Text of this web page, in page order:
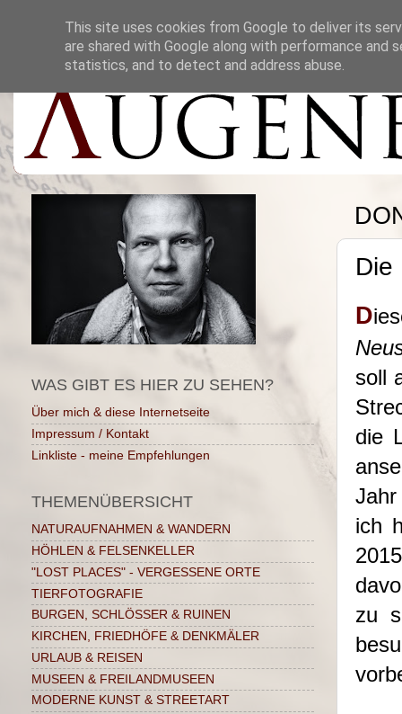
Die
D
soll
die
Jahr
ich
zu
WAS GIBT ES HIER ZU SEHEN?
Über mich & diese Internetseite
Impressum / Kontakt
Linkliste - meine Empfehlungen
THEMENÜBERSICHT
NATURAUFNAHMEN & WANDERN
HÖHLEN & FELSENKELLER
"LOST PLACES" - VERGESSENE ORTE
TIERFOTOGRAFIE
BURGEN, SCHLÖSSER & RUINEN
KIRCHEN, FRIEDHÖFE & DENKMÄLER
URLAUB & REISEN
MUSEEN & FREILANDMUSEEN
MODERNE KUNST & STREETART
This site uses cookies from Google to deliver its
are shared with Google along with performance
statistics, and to detect and address abuse.